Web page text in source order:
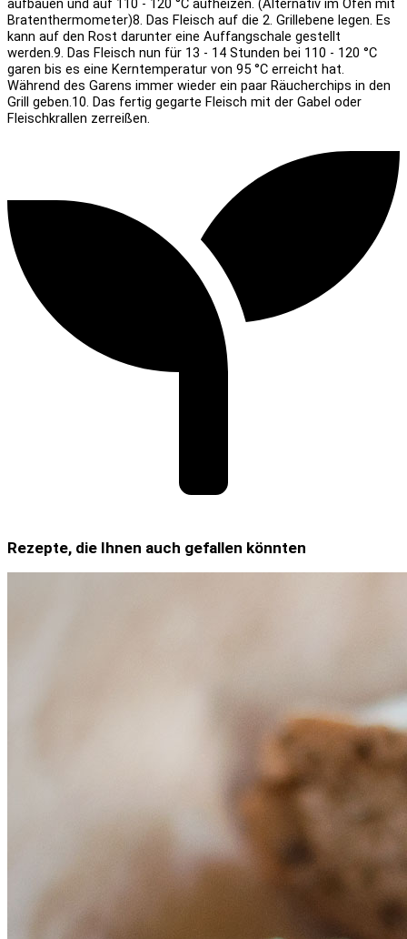
aufbauen und auf 110 - 120 °C aufheizen. (Alternativ im Ofen mit
Bratenthermometer)8. Das Fleisch auf die 2. Grillebene legen. Es
kann auf den Rost darunter eine Auffangschale gestellt
werden.9. Das Fleisch nun für 13 - 14 Stunden bei 110 - 120 °C
garen bis es eine Kerntemperatur von 95 °C erreicht hat.
Während des Garens immer wieder ein paar Räucherchips in den
Grill geben.10. Das fertig gegarte Fleisch mit der Gabel oder
Fleischkrallen zerreißen.
Rezepte, die Ihnen auch gefallen könnten